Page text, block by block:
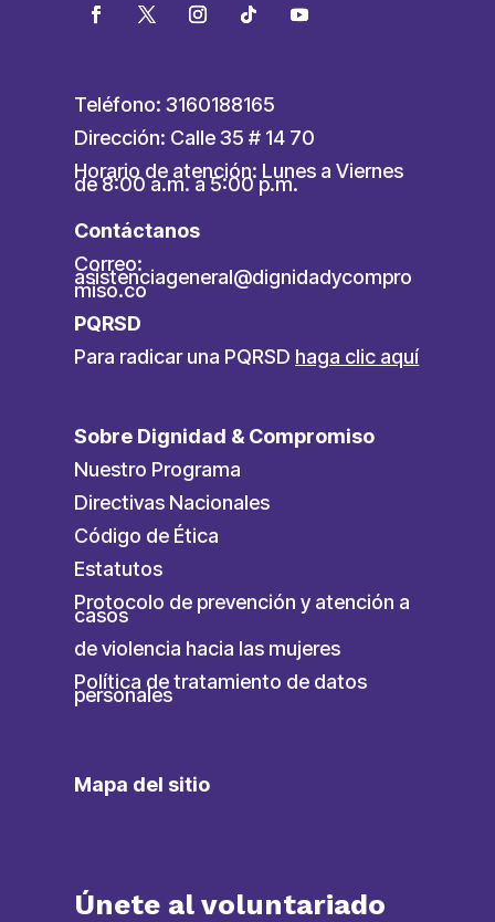
Teléfono: 3160188165
Dirección: Calle 35 # 14 70
Horario de atención: Lunes a Viernes
de 8:00 a.m. a 5:00 p.m.
Contáctanos
Correo:
asistenciageneral@dignidadycompro
miso.co
PQRSD
Para radicar una PQRSD haga clic aquí
Sobre Dignidad & Compromiso
Nuestro Programa
Directivas Nacionales
Código de Ética
Estatutos
Protocolo de prevención y atención a
casos
de violencia hacia las mujeres
Política de tratamiento de datos
personales
Mapa del sitio
Únete al voluntariado